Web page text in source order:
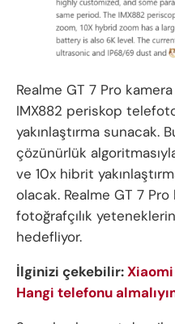
Realme GT 7 Pro
IMX882 periskop
yakınlaştırma sunacak.
çözünürlük
ve 10x hibrit
olacak. Realme GT 7
fotoğrafçılık
hedefliyor.
İlginizi çekebilir:Xiaomi
Hangi telefonu